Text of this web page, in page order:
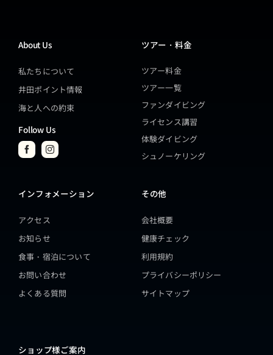
About Us
私たちについて
井田ポイント情報
海と人への約束
Follow Us
ツアー・料金
ツアー料金
ツアー一覧
ファンダイビング
ライセンス講習
体験ダイビング
シュノーケリング
インフォメーション
アクセス
お知らせ
食事・宿泊について
お問い合わせ
よくある質問
その他
会社概要
健康チェック
利用規約
プライバシーポリシー
サイトマップ
ショップ様ご案内